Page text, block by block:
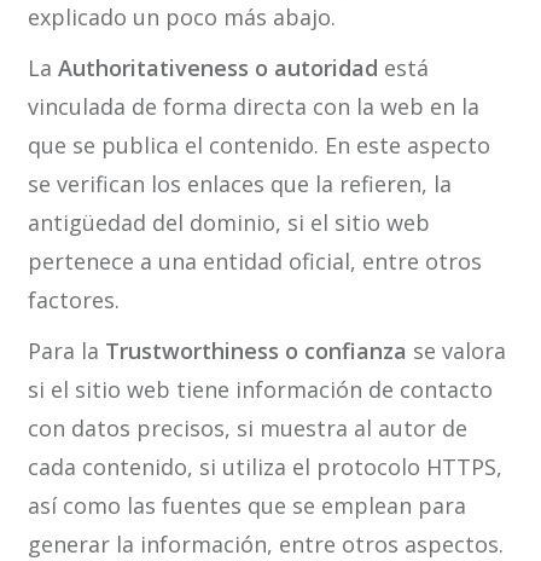
explicado un poco más abajo.
La Authoritativeness o autoridad está
vinculada de forma directa con la web en la
que se publica el contenido. En este aspecto
se verifican los enlaces que la refieren, la
antigüedad del dominio, si el sitio web
pertenece a una entidad oficial, entre otros
factores.
Para la Trustworthiness o confianza se valora
si el sitio web tiene información de contacto
con datos precisos, si muestra al autor de
cada contenido, si utiliza el protocolo HTTPS,
así como las fuentes que se emplean para
generar la información, entre otros aspectos.